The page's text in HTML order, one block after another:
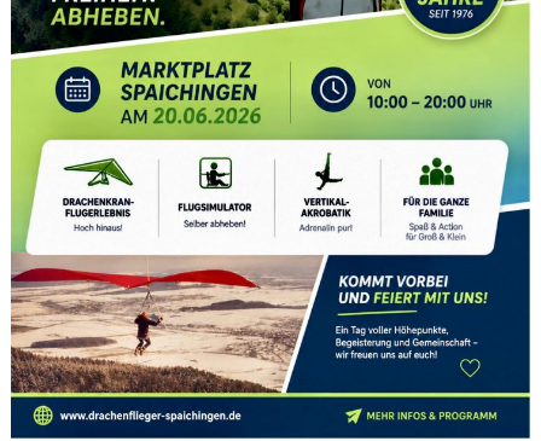
a
i
n
g
e
n